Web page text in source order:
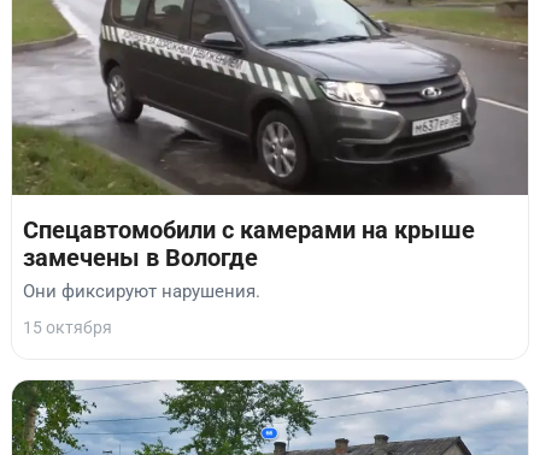
Спецавтомобили с камерами на крыше
замечены в Вологде
Они фиксируют нарушения.
15 октября